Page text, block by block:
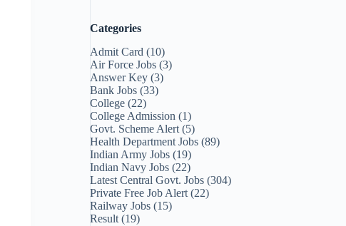
Categories
Admit Card (10)
Air Force Jobs (3)
Answer Key (3)
Bank Jobs (33)
College (22)
College Admission (1)
Govt. Scheme Alert (5)
Health Department Jobs (89)
Indian Army Jobs (19)
Indian Navy Jobs (22)
Latest Central Govt. Jobs (304)
Private Free Job Alert (22)
Railway Jobs (15)
Result (19)